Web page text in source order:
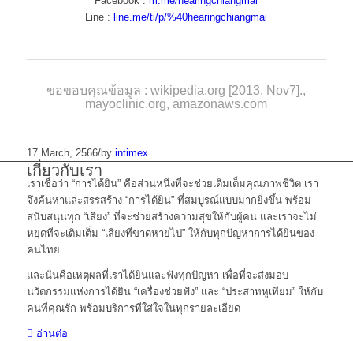
Line : line.me/ti/p/%40hearingchiangmai
ขอขอบคุณข้อมูล :wikipedia.org [2013, Nov7].,
mayoclinic.org,amazonaws.com
17 March, 2566/by intimex
เกี่ยวกับเรา
เราเชื่อว่า “การได้ยิน” คือส่วนหนึ่งที่จะช่วยเติมเต็มคุณภาพชีวิต เรา
จึงค้นหาและสรรสร้าง “การได้ยิน” ที่สมบูรณ์แบบมากยิ่งขึ้น พร้อม
สนับสนุนทุก “เสียง” ที่จะช่วยสร้างความสุขให้กับผู้คน และเราจะไม่
หยุดที่จะเติมเต็ม “เสียงที่ขาดหายไป” ให้กับทุกปัญหาการได้ยินของ
คนไทย
และนั่นคือเหตุผลที่เราได้ยินและฟังทุกปัญหา เพื่อที่จะส่งมอบ
นวัตกรรมแห่งการได้ยิน “เครื่องช่วยฟัง” และ “ประสาทหูเทียม” ให้กับ
คนที่คุณรัก พร้อมบริการที่ใส่ใจในทุกรายละเอียด
อ่านต่อ